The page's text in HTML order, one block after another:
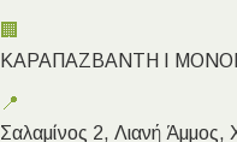
🏢
ΚΑΡΑΠΑΖΒΑΝΤΗ Ι
📍
Σαλαμίνος 2, Λιανή Άμμος,